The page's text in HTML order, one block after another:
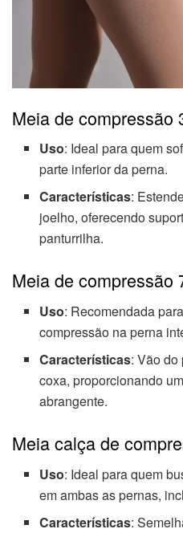
Meia de compressão
Uso: Ideal para quem
parte inferior da perna.
Características:
joelho, oferecendo
panturrilha.
Meia de compressão
Uso: Recomendada
compressão na perna
Características: Vão do
coxa, proporcionando
abrangente.
Meia calça de
Uso: Ideal para quem
em ambas as pernas,
Características: